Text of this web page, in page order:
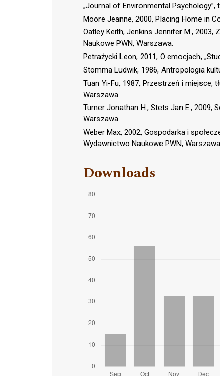
„Journal of Environmental Psychology”,
Moore Jeanne, 2000, Placing Home in
Oatley Keith, Jenkins Jennifer M., 2003,
Naukowe PWN, Warszawa.
Petrażycki Leon, 2011, O emocjach,
Stomma Ludwik, 1986, Antropologia
Tuan Yi-Fu, 1987, Przestrzeń i miejsce,
Warszawa.
Turner Jonathan H., Stets Jan E., 2009,
Warszawa.
Weber Max, 2002, Gospodarka i
Wydawnictwo Naukowe PWN,
Downloads